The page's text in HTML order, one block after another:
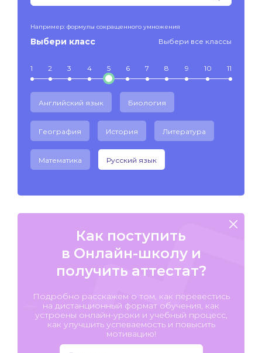
Например: формулы сокращенного умножения
Выбери класс Выбери все классы
1 2 3 4 5 6 7 8 9 10 11
Английский язык Биология
География История Литература
Математика Русский язык
Как поступить
в Онлайн-школу и
получить аттестат?
Подробно расскажем о том, как перевестись
на дистанционный формат обучения, как
устроены онлайн-уроки и учебный процесс,
как улучшить успеваемость и повысить
мотивацию!